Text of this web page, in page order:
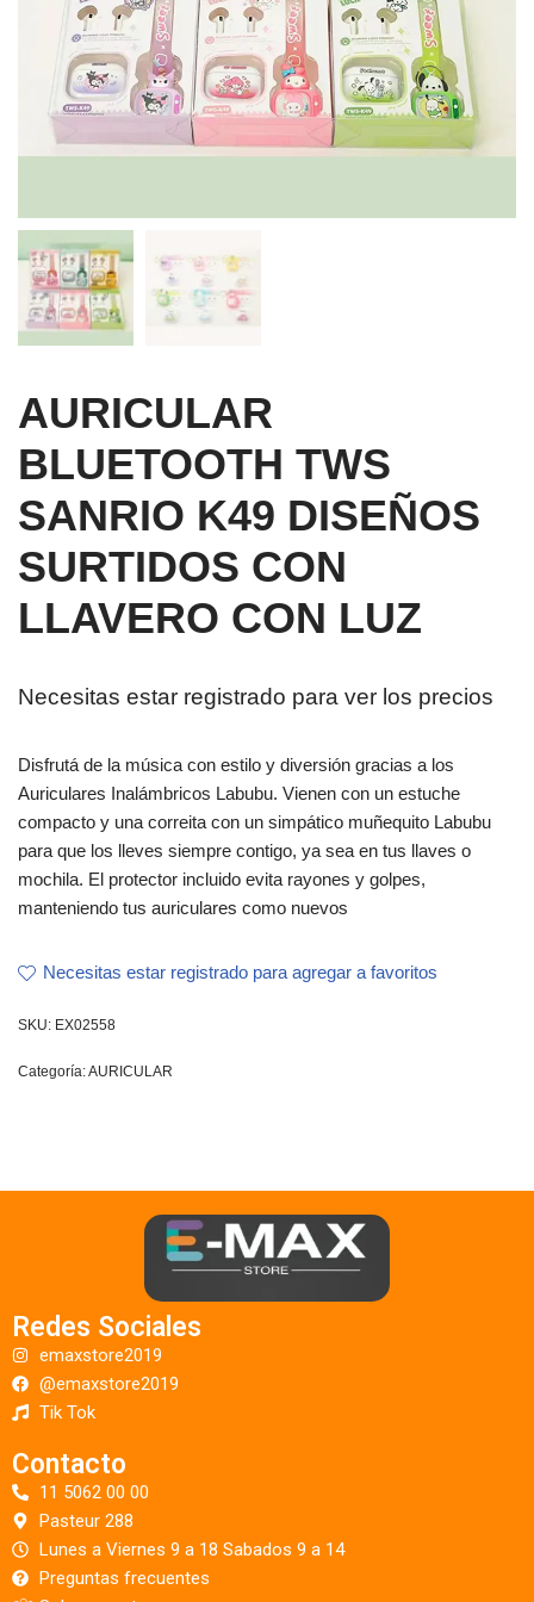
AURICULAR
BLUETOOTH TWS
SANRIO K49 DISEÑOS
SURTIDOS CON
LLAVERO CON LUZ
Necesitas estar registrado para ver los precios
Disfrutá de la música con estilo y diversión gracias a los
Auriculares Inalámbricos Labubu. Vienen con un estuche
compacto y una correita con un simpático muñequito Labubu
para que los lleves siempre contigo, ya sea en tus llaves o
mochila. El protector incluido evita rayones y golpes,
manteniendo tus auriculares como nuevos
Necesitas estar registrado para agregar a favoritos
SKU: EX02558
Categoría:AURICULAR
Redes Sociales
emaxstore2019
@emaxstore2019
Tik Tok
Contacto
11 5062 00 00
Pasteur 288
Lunes a Viernes 9 a 18 Sabados 9 a 14
Preguntas frecuentes